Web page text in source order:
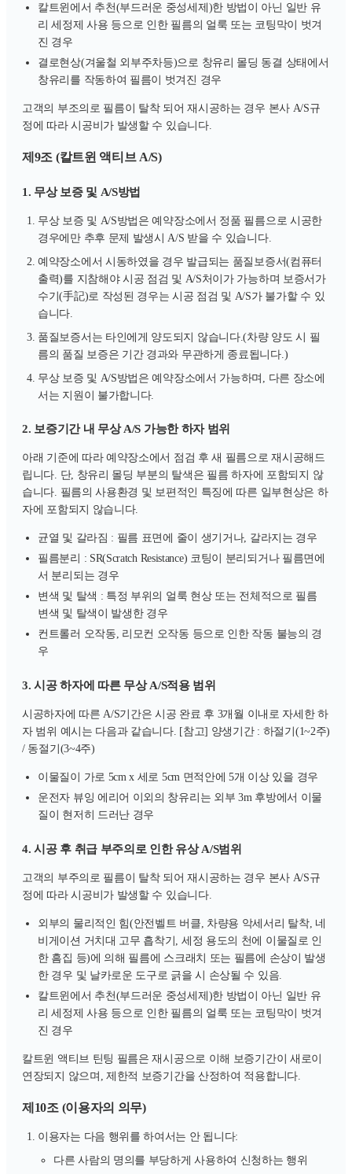
칼트윈에서 추천(부드러운 중성세제)한 방법이 아닌 일반 유
리 세정제 사용 등으로 인한 필름의 얼룩 또는 코팅막이 벗겨
진 경우
결로현상(겨울철 외부주차등)으로 창유리 몰딩 동결 상태에서
창유리를 작동하여 필름이 벗겨진 경우
고객의 부조의로 필름이 탈착 되어 재시공하는 경우 본사 A/S규
정에 따라 시공비가 발생할 수 있습니다.
제9조 (칼트윈 액티브 A/S)
1. 무상 보증 및 A/S방법
무상 보증 및 A/S방법은 예약장소에서 정품 필름으로 시공한
경우에만 추후 문제 발생시 A/S 받을 수 있습니다.
예약장소에서 시동하였을 경우 발급되는 품질보증서(컴퓨터
출력)를 지참해야 시공 점검 및 A/S처이가 가능하며 보증서가
수기(手記)로 작성된 경우는 시공 점검 및 A/S가 불가할 수 있
습니다.
품질보증서는 타인에게 양도되지 않습니다.(차량 양도 시 필
름의 품질 보증은 기간 경과와 무관하게 종료됩니다.)
무상 보증 및 A/S방법은 예약장소에서 가능하며, 다른 장소에
서는 지원이 불가합니다.
2. 보증기간 내 무상 A/S 가능한 하자 범위
아래 기준에 따라 예약장소에서 점검 후 새 필름으로 재시공해드
립니다. 단, 창유리 몰딩 부분의 탈색은 필름 하자에 포함되지 않
습니다. 필름의 사용환경 및 보편적인 특징에 따른 일부현상은 하
자에 포함되지 않습니다.
균열 및 갈라짐 : 필름 표면에 줄이 생기거나, 갈라지는 경우
필름분리 : SR(Scratch Resistance) 코팅이 분리되거나 필름면에
서 분리되는 경우
변색 및 탈색 : 특정 부위의 얼룩 현상 또는 전체적으로 필름
변색 및 탈색이 발생한 경우
컨트롤러 오작동, 리모컨 오작동 등으로 인한 작동 불능의 경
우
3. 시공 하자에 따른 무상 A/S적용 범위
시공하자에 따른 A/S기간은 시공 완료 후 3개월 이내로 자세한 하
자 범위 예시는 다음과 같습니다. [참고] 양생기간 : 하절기(1~2주)
/ 동절기(3~4주)
이물질이 가로 5cm x 세로 5cm 면적안에 5개 이상 있을 경우
운전자 뷰잉 에리어 이외의 창유리는 외부 3m 후방에서 이물
질이 현저히 드러난 경우
4. 시공 후 취급 부주의로 인한 유상 A/S범위
고객의 부주의로 필름이 탈착 되어 재시공하는 경우 본사 A/S규
정에 따라 시공비가 발생할 수 있습니다.
외부의 물리적인 힘(안전벨트 버클, 차량용 악세서리 탈착, 네
비게이션 거치대 고무 흡착기, 세정 용도의 천에 이물질로 인
한 흠집 등)에 의해 필름에 스크래치 또는 필름에 손상이 발생
한 경우 및 날카로운 도구로 긁을 시 손상될 수 있음.
칼트윈에서 추천(부드러운 중성세제)한 방법이 아닌 일반 유
리 세정제 사용 등으로 인한 필름의 얼룩 또는 코팅막이 벗겨
진 경우
칼트윈 액티브 틴팅 필름은 재시공으로 이해 보증기간이 새로이
연장되지 않으며, 제한적 보증기간을 산정하여 적용합니다.
제10조 (이용자의 의무)
이용자는 다음 행위를 하여서는 안 됩니다:
다른 사람의 명의를 부당하게 사용하여 신청하는 행위